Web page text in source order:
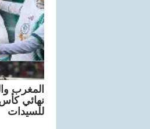
المغرب
نهائي
للسيدات